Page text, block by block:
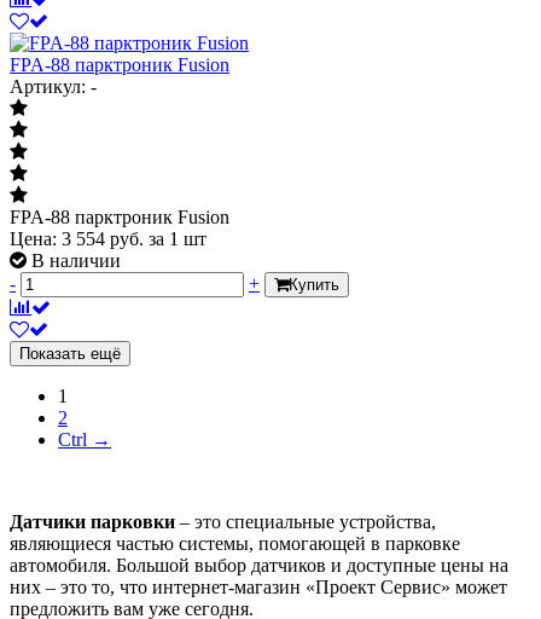
FPA-88 парктроник Fusion
Артикул: -
FPA-88 парктроник Fusion
Цена: 3 554 руб. за 1 шт
В наличии
-
+ Купить
Показать ещё
1
2
Ctrl →
Датчики парковки – это специальные устройства,
являющиеся частью системы, помогающей в парковке
автомобиля. Большой выбор датчиков и доступные цены на
них – это то, что интернет-магазин «Проект Сервис» может
предложить вам уже сегодня.